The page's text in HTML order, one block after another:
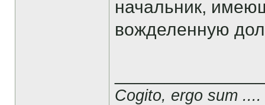
начальник,
вожделенную
Cogito, ergo sum ....